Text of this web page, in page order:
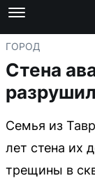
ГОРОД
Стена
Семья из
лет стена их
трещины в